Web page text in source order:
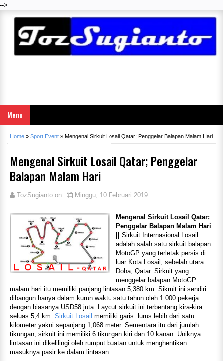
-->
Menu
Home » Sport Event » Mengenal Sirkuit Losail Qatar; Penggelar Balapan Malam Hari
Mengenal Sirkuit Losail Qatar; Penggelar
Balapan Malam Hari
TozSugianto on Minggu, 10 Februari 2019
Mengenal Sirkuit Losail Qatar;
Penggelar Balapan Malam Hari
Sirkuit Internasional Losail
adalah salah satu sirkuit balapan
MotoGP yang terletak persis di
luar Kota Losail, sebelah utara
Doha, Qatar. Sirkuit yang
menggelar balapan MotoGP
malam hari itu memiliki panjang lintasan 5,380 km. Sikruit ini sendiri
dibangun hanya dalam kurun waktu satu tahun oleh 1.000 pekerja
dengan biasanya USD58 juta. Layout sirkuit ini terbentang kira-kira
seluas 5,4 km. Sirkuit Losail memiliki garis
lurus lebih dari satu
kilometer yakni sepanjang 1,068 meter. Sementara itu dari jumlah
tikungan, sirkuit ini memiliki 6 tikungan kiri dan 10 kanan. Uniknya
lintasan ini dikelilingi oleh rumput buatan untuk menghentikan
masuknya pasir ke dalam lintasan.